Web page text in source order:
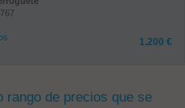
1.200 €
rango de precios que se